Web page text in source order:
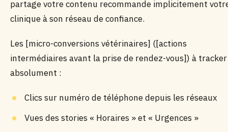
partage votre contenu recommande implicitement
clinique à son réseau de confiance.
Les [micro-conversions vétérinaires] ([actions
intermédiaires avant la prise de rendez-vous]) à tracker
absolument :
Clics sur numéro de téléphone depuis les réseaux
Vues des stories « Horaires » et « Urgences »